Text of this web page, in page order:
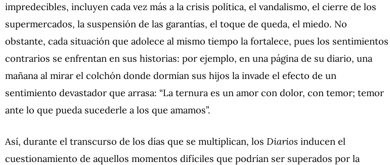
impredecibles, incluyen cada vez más a la crisis política, el vandalismo, el cierre de los
supermercados, la suspensión de las garantías, el toque de queda, el miedo. No
obstante, cada situación que adolece al mismo tiempo la fortalece, pues los sentimientos
contrarios se enfrentan en sus historias: por ejemplo, en una página de su diario, una
mañana al mirar el colchón donde dormían sus hijos la invade el efecto de un
sentimiento devastador que arrasa: “La ternura es un amor con dolor, con temor; temor
ante lo que pueda sucederle a los que amamos”.
Así, durante el transcurso de los días que se multiplican, los Diarios inducen el
cuestionamiento de aquellos momentos difíciles que podrían ser superados por la